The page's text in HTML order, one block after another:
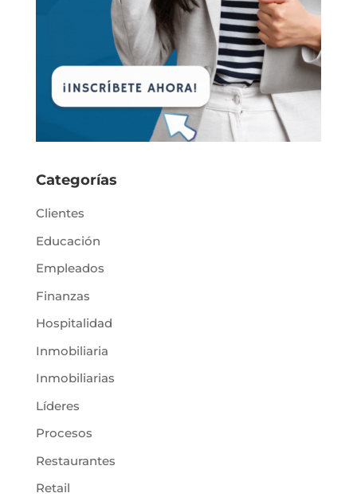
Categorías
Clientes
Educación
Empleados
Finanzas
Hospitalidad
Inmobiliaria
Inmobiliarias
Líderes
Procesos
Restaurantes
Retail